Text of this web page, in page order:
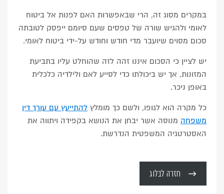
במקרים מסוג זה, הרי שבאפשרות האם לפנות אל ביטוח
לאומי ולהגיש שורה של טפסים שעם סיומם ייפסק לטובתה
סכום מסוים שיועבר מדי חודש וחודש על-ידי ביטוח לאומי.
יש לציין כי הסכום איננו זהה לזה שהוחלט עליו בתביעת
המזונות, אך יש ביכולתו כדי לסייע לאם ולילדיה כלכלית
באופן ניכר.
כל מקרה הוא לגופו, ולשם כך מומלץ להתייעץ עם עורך דין
משפחה מנוסה אשר יבחן את הנושא בקפידה ויתווה את
האסטרטגיה המשפטית הנדרשת.
חזרה לבלוג